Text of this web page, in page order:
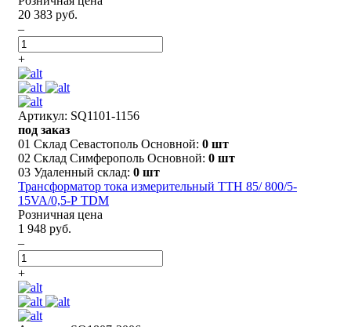
20 383 руб.
–
+
Артикул: SQ1101-1156
под заказ
01 Склад Севастополь Основной: 0 шт
02 Склад Симферополь Основной: 0 шт
03 Удаленный склад: 0 шт
Трансформатор тока измерительный ТТН 85/ 800/5-
15VA/0,5-Р TDM
Розничная цена
1 948 руб.
–
+